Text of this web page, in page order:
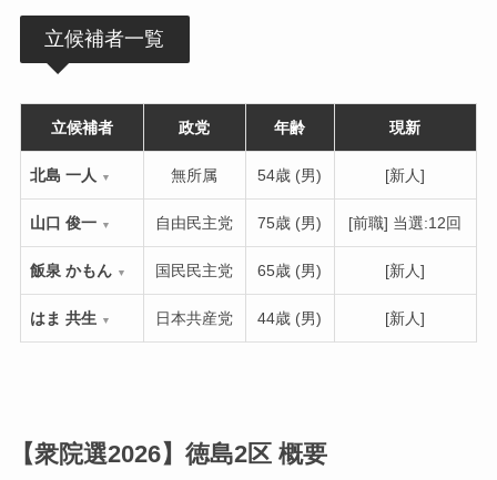
立候補者一覧
立候補者 政党 年齢 現新
北島 一人 ▼ 無所属 54歳 (男) [新人]
山口 俊一 ▼ 自由民主党 75歳 (男) [前職] 当選:12回
飯泉 かもん ▼ 国民民主党 65歳 (男) [新人]
はま 共生 ▼ 日本共産党 44歳 (男) [新人]
【衆院選2026】徳島2区 概要